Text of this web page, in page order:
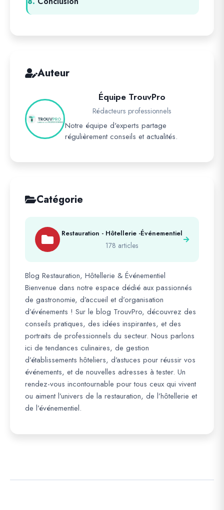
Auteur
Équipe TrouvPro
Rédacteurs professionnels
Notre équipe d'experts partage
régulièrement conseils et actualités.
Catégorie
Restauration - Hôtellerie -Événementiel
178 articles
Blog Restauration, Hôtellerie & Événementiel
Bienvenue dans notre espace dédié aux passionnés
de gastronomie, d’accueil et d’organisation
d’événements ! Sur le blog TrouvPro, découvrez des
conseils pratiques, des idées inspirantes, et des
portraits de professionnels du secteur. Nous parlons
ici de tendances culinaires, de gestion
d’établissements hôteliers, d’astuces pour réussir vos
événements, et de nouvelles adresses à tester. Un
rendez-vous incontournable pour tous ceux qui vivent
ou aiment l’univers de la restauration, de l’hôtellerie et
de l’événementiel.